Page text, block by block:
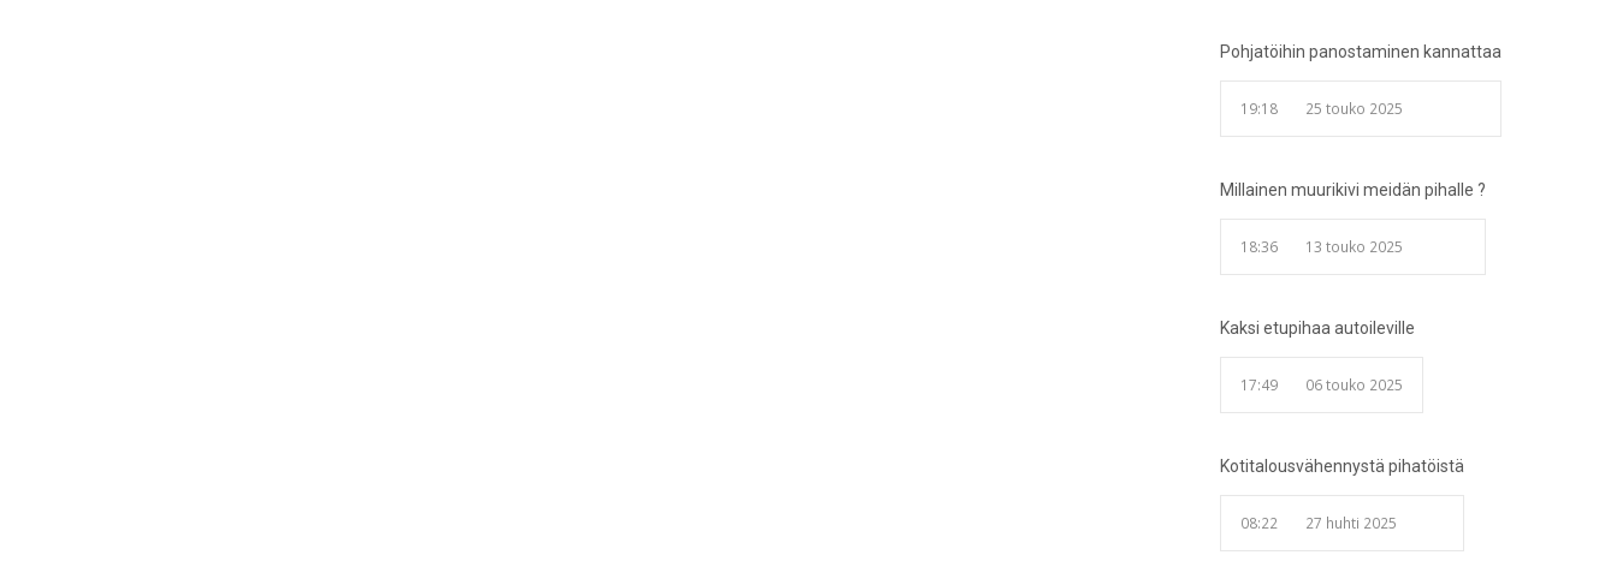
Pohjatöihin panostaminen kannattaa
19:18 25 touko 2025
Millainen muurikivi meidän pihalle ?
18:36 13 touko 2025
Kaksi etupihaa autoileville
17:49 06 touko 2025
Kotitalousvähennystä pihatöistä
08:22 27 huhti 2025